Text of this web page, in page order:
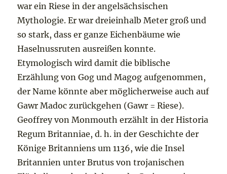
war ein Riese in der angelsächsischen
Mythologie. Er war dreieinhalb Meter groß und
so stark, dass er ganze Eichenbäume wie
Haselnussruten ausreißen konnte.
Etymologisch wird damit die biblische
Erzählung von Gog und Magog aufgenommen,
der Name könnte aber möglicherweise auch auf
Gawr Madoc zurückgehen (Gawr = Riese).
Geoffrey von Monmouth erzählt in der Historia
Regum Britanniae, d. h. in der Geschichte der
Könige Britanniens um 1136, wie die Insel
Britannien unter Brutus von trojanischen